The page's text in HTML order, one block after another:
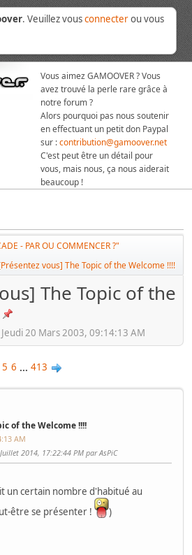
. Veuillez vousconnecterou vous
Vous aimez GAMOOVER ? Vous
avez trouvé la perle rare grâce à
notre forum ?
Alors pourquoi pas nous soutenir
en effectuant un petit don Paypal
sur :contribution@gamoover.net
C'est peut être un détail pour
vous, mais nous, ça nous aiderait
beaucoup !
- PAR OU COMMENCER ?"
vous] The Topic of the Welcome !!!!
The Topic of the
20 Mars 2003, 09:14:13 AM
5 6 ... 413
of the Welcome !!!!
AM
2014, 17:22:44 PM par AsPiC
un certain nombre d'habitué au
être se présenter !
)